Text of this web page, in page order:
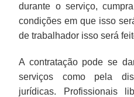
durante o serviço,
condições em que isso
de trabalhador isso será
A contratação pode se
serviços como pela
jurídicas. Profissionais